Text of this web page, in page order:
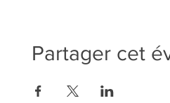
Partager cet